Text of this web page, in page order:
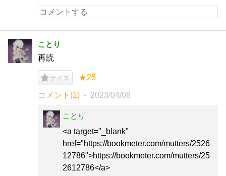
ことり
再読
ナイス ★25
コメント(1) 2023/04/08
ことり
<a target="_blank"
href="https://bookmeter.com/mutters/2526
12786">https://bookmeter.com/mutters/25
2612786</a>